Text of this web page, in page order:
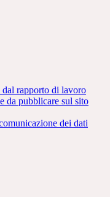
rapporto di lavoro
da pubblicare sul sito
dei dati